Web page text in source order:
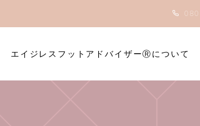
エイジレスフットアドバイザーⓇについて